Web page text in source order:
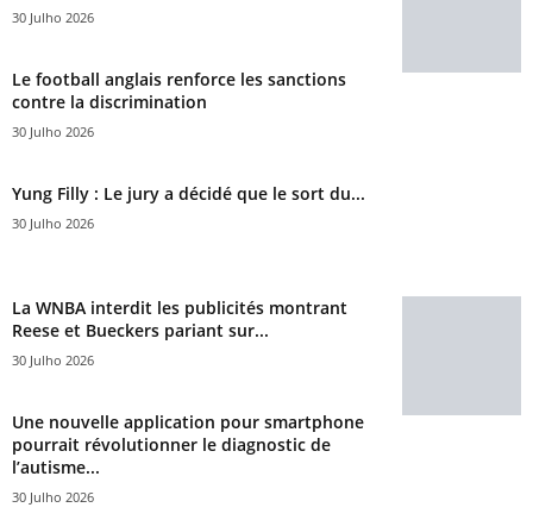
30 Julho 2026
Le football anglais renforce les sanctions
contre la discrimination
30 Julho 2026
Yung Filly : Le jury a décidé que le sort du...
30 Julho 2026
La WNBA interdit les publicités montrant
Reese et Bueckers pariant sur...
30 Julho 2026
Une nouvelle application pour smartphone
pourrait révolutionner le diagnostic de
l’autisme...
30 Julho 2026